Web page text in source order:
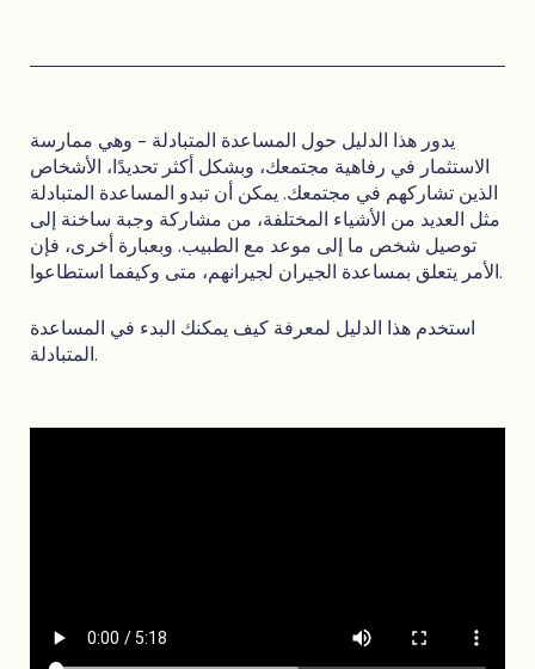
يدور هذا الدليل حول المساعدة المتبادلة - وهي ممارسة
الاستثمار في رفاهية مجتمعك، وبشكل أكثر تحديدًا، الأشخاص
الذين تشاركهم في مجتمعك. يمكن أن تبدو المساعدة المتبادلة
مثل العديد من الأشياء المختلفة، من مشاركة وجبة ساخنة إلى
توصيل شخص ما إلى موعد مع الطبيب. وبعبارة أخرى، فإن
الأمر يتعلق بمساعدة الجيران لجيرانهم، متى وكيفما استطاعوا.
استخدم هذا الدليل لمعرفة كيف يمكنك البدء في المساعدة
المتبادلة.